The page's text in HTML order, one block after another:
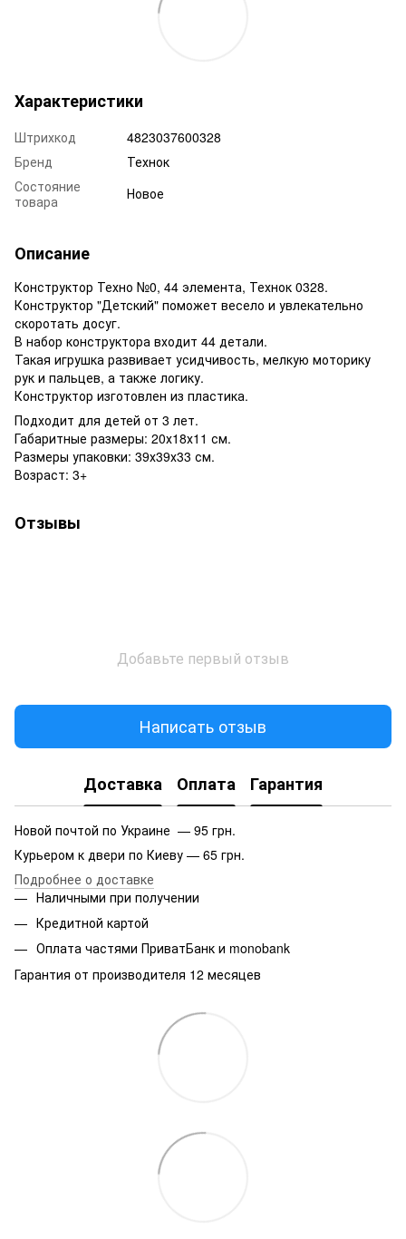
Характеристики
Штрихкод
4823037600328
Бренд
Технок
Состояние
товара
Новое
Описание
Конструктор Техно №0, 44 элемента, Технок 0328.
Конструктор "Детский" поможет весело и увлекательно
скоротать досуг.
В набор конструктора входит 44 детали.
Такая игрушка развивает усидчивость, мелкую моторику
рук и пальцев, а также логику.
Конструктор изготовлен из пластика.
Подходит для детей от 3 лет.
Габаритные размеры: 20х18х11 см.
Размеры упаковки: 39х39х33 см.
Возраст: 3+
Отзывы
Добавьте первый отзыв
Написать отзыв
Доставка Оплата Гарантия
Новой почтой по Украине — 95 грн.
Курьером к двери по Киеву — 65 грн.
Подробнее о доставке
Наличными при получении
Кредитной картой
Оплата частями ПриватБанк и monobank
Гарантия от производителя 12 месяцев